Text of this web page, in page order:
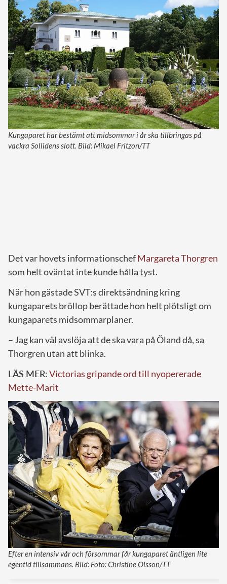
Kungaparet har bestämt att midsommar i år ska tillbringas på
vackra Sollidens slott. Bild: Mikael Fritzon/TT
Det var hovets informationschefMargareta Thorgren
som helt oväntat inte kunde hålla tyst.
När hon gästade SVT:s direktsändning kring
kungaparets bröllop berättade hon helt plötsligt om
kungaparets midsommarplaner.
– Jag kan väl avslöja att de ska vara på Öland då, sa
Thorgren utan att blinka.
LÄS MER:Victorias gripande ord till nyopererade
Mette-Marit
Efter en intensiv vår och försommar får kungaparet äntligen lite
egentid tillsammans. Bild: Foto: Christine Olsson/TT